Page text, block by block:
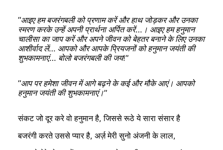
“आइए हम बजरंगबली को प्रणाम करें और हाथ जोड़कर और उनका
स्मरण करके उन्हें अपनी प्रार्थना अर्पित करें…। आइए हम हनुमान
चालीसा का जाप करें और अपने जीवन को बेहतर बनाने के लिए उनका
आशीर्वाद लें… आपको और आपके प्रियजनों को हनुमान जयंती की
शुभकामनाएं… बोलो बजरंगबली की जय!”
“आप पर हमेशा जीवन में आगे बढ़ने के कई और मौके आएं। आपको
हनुमान जयंती की शुभकामनाएं।”
संकट जो दूर करे वो हनुमान है, जिससे रूठे ये सारा संसार है
बजरंगी करते उससे प्यार है, अर्ज़ मेरी सुनो अंजनी के लाल,